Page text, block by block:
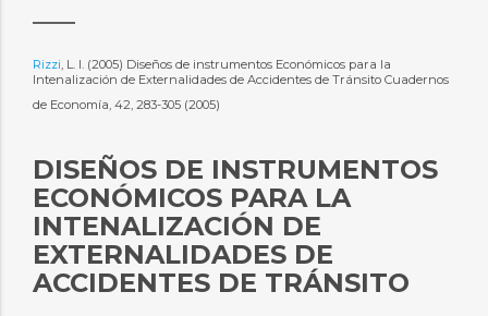
Rizzi, L. I. (2005) Diseños de instrumentos Económicos para la
Intenalización de Externalidades de Accidentes de Tránsito Cuadernos
de Economía, 42, 283-305 (2005)
DISEÑOS DE INSTRUMENTOS
ECONÓMICOS PARA LA
INTENALIZACIÓN DE
EXTERNALIDADES DE
ACCIDENTES DE TRÁNSITO